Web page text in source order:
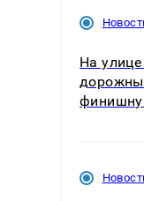
На